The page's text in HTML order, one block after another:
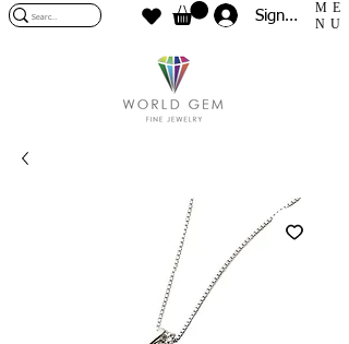
Sign In
ME
NU